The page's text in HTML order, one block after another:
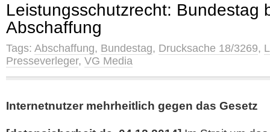
Leistungsschutzrecht: Bundestag
Abschaffung
Tags: Abschaffung, Bundestag, Drucksache 18/3269,
Presseverleger, VG Media
Internetnutzer mehrheitlich gegen das Gesetz